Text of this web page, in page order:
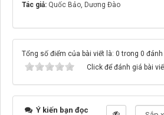
Tác giả: Quốc Bảo, Dương Đào
Tổng số điểm của bài viết là: 0 trong 0 đánh
Click để đánh giá bài
Ý kiến bạn đọc